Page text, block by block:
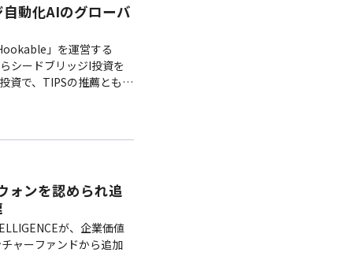
動化AIのグローバ
」を運営する
ードブリッジI投資を
資で、TIPSの推薦とも連
バル展開、R&D・人材
正式リリースから6ヶ
ォンを認められ追
が、企業価値
ャーファンドから追加